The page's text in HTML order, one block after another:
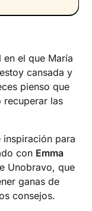
para
el que María
cansada y
pienso que
recuperar las
para
con Emma
Unobravo, que
ganas de
consejos.